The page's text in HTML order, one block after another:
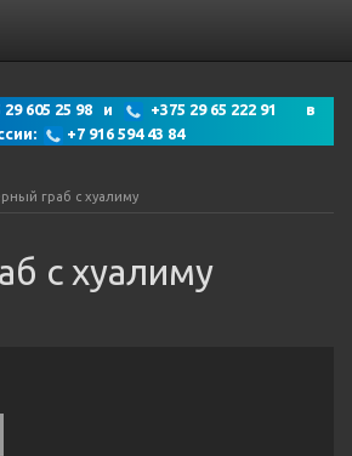
29 605 25 98 и
+375 29 65 222 91 в
+7 916 594 43 84
граб с хуалиму
с хуалиму